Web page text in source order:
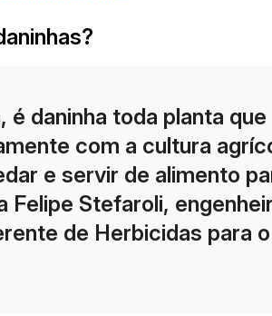
é daninha toda planta que
com a cultura
e servir de alimento
Felipe Stefaroli,
de Herbicidas para